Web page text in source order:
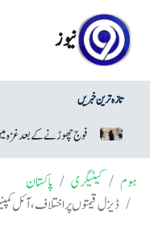
نیوز
تازہ ترین خبریں
ہوم کیٹیگری
پاکستان
ڈیزل قیمتوں پر اختلاف، آئل